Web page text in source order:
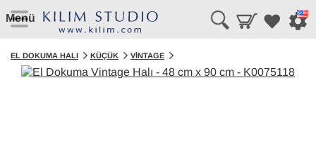
Menü
EL DOKUMA HALI KÜÇÜK VINTAGE